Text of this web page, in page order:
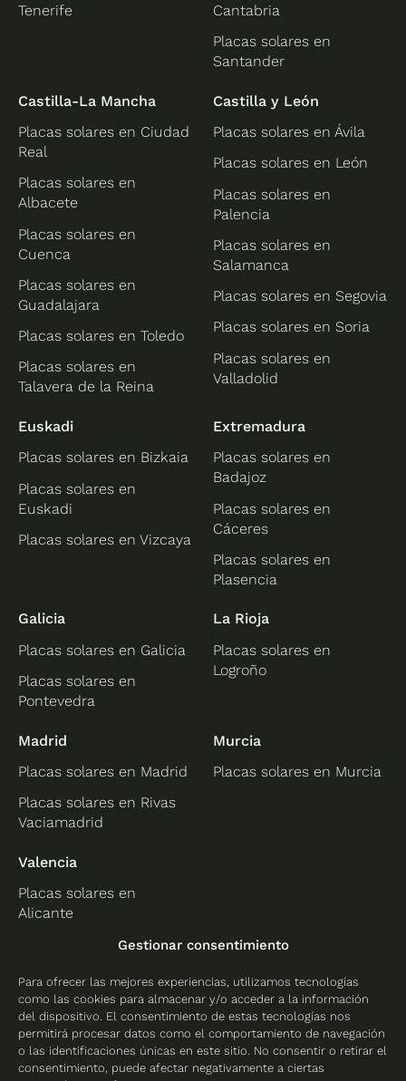
Gestionar consentimiento
Para ofrecer las mejores experiencias, utilizamos tecnologías
como las cookies para almacenar y/o acceder a la información
del dispositivo. El consentimiento de estas tecnologías nos
permitirá procesar datos como el comportamiento de navegación
o las identificaciones únicas en este sitio. No consentir o retirar el
consentimiento, puede afectar negativamente a ciertas
Tenerife
Cantabria
Placas solares en
Santander
Castilla-La Mancha
Placas solares en Ciudad
Real
Placas solares en
Albacete
Placas solares en
Cuenca
Placas solares en
Guadalajara
Placas solares en Toledo
Placas solares en
Talavera de la Reina
Castilla y León
Placas solares en Ávila
Placas solares en León
Placas solares en
Palencia
Placas solares en
Salamanca
Placas solares en Segovia
Placas solares en Soria
Placas solares en
Valladolid
Euskadi
Placas solares en Bizkaia
Placas solares en
Euskadi
Placas solares en Vizcaya
Extremadura
Placas solares en
Badajoz
Placas solares en
Cáceres
Placas solares en
Plasencia
Galicia
Placas solares en Galicia
Placas solares en
Pontevedra
La Rioja
Placas solares en
Logroño
Madrid
Placas solares en Madrid
Placas solares en Rivas
Vaciamadrid
Murcia
Placas solares en Murcia
Valencia
Placas solares en
Alicante
Placas solares en
Placas solares en
Valencia